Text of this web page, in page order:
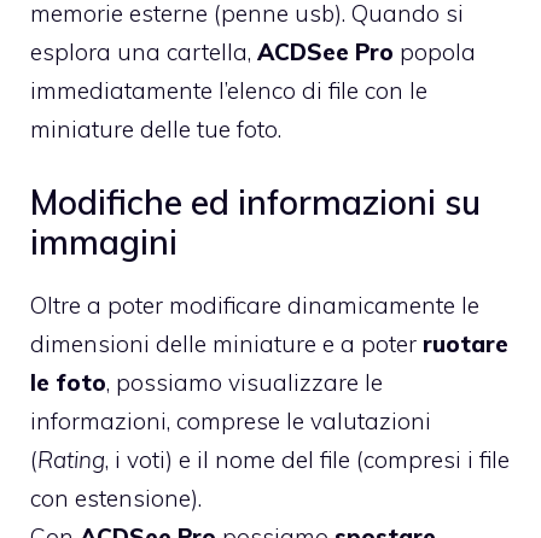
memorie esterne (penne usb). Quando si
esplora una cartella, ACDSee Pro popola
immediatamente l’elenco di file con le
miniature delle tue foto.
Modifiche ed informazioni su
immagini
Oltre a poter modificare dinamicamente le
dimensioni delle miniature e a poter ruotare
le foto, possiamo visualizzare le
informazioni, comprese le valutazioni
(Rating, i voti) e il nome del file (compresi i file
con estensione).